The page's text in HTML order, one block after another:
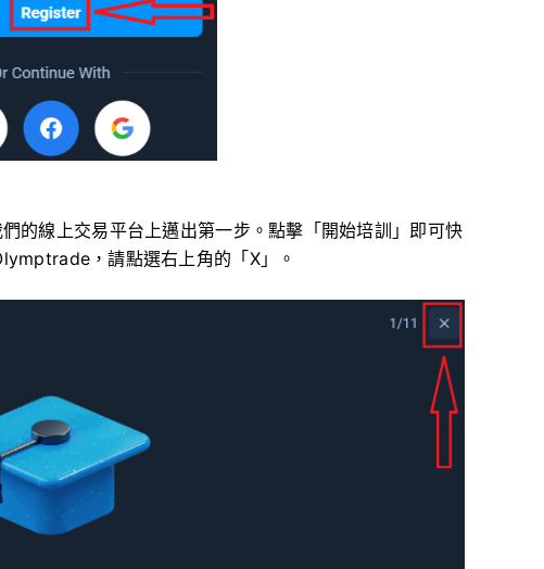
的線上交易平台上邁出第一步。點擊「開始培訓」即可快
，請點選右上角的「X」。